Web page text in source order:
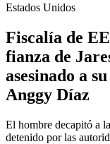
Estados Unidos
Fiscalía de
fianza de
asesinado a
Anggy Díaz
El hombre decapitó a
detenido por las